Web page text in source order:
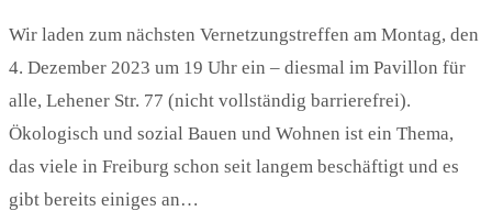
Wir laden zum nächsten Vernetzungstreffen am Montag, den
4. Dezember 2023 um 19 Uhr ein – diesmal im Pavillon für
alle, Lehener Str. 77 (nicht vollständig barrierefrei).
Ökologisch und sozial Bauen und Wohnen ist ein Thema,
das viele in Freiburg schon seit langem beschäftigt und es
gibt bereits einiges an…